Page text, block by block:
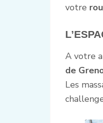
votre
A votre
de
Les